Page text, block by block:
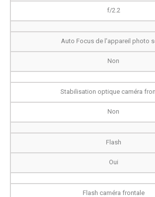
f/2.2
Auto Focus de l'appareil photo
Non
Stabilisation optique caméra
Non
Flash
Oui
Flash caméra frontale